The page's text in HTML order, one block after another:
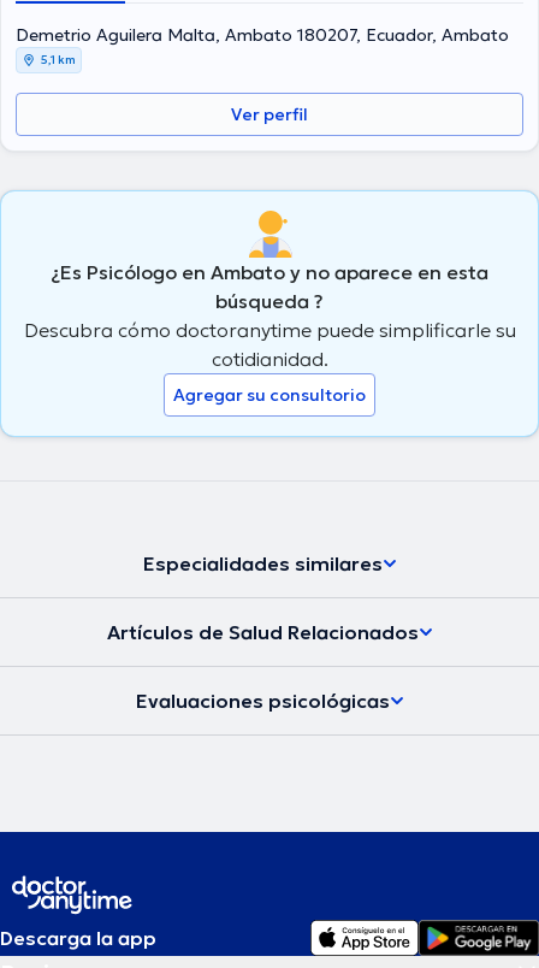
Demetrio Aguilera Malta, Ambato 180207, Ecuador, Ambato
5,1 km
Ver perfil
¿Es Psicólogo en Ambato y no aparece en esta
búsqueda ?
Descubra cómo doctoranytime puede simplificarle su
cotidianidad.
Agregar su consultorio
Especialidades similares
Artículos de Salud Relacionados
Evaluaciones psicológicas
Descarga la app